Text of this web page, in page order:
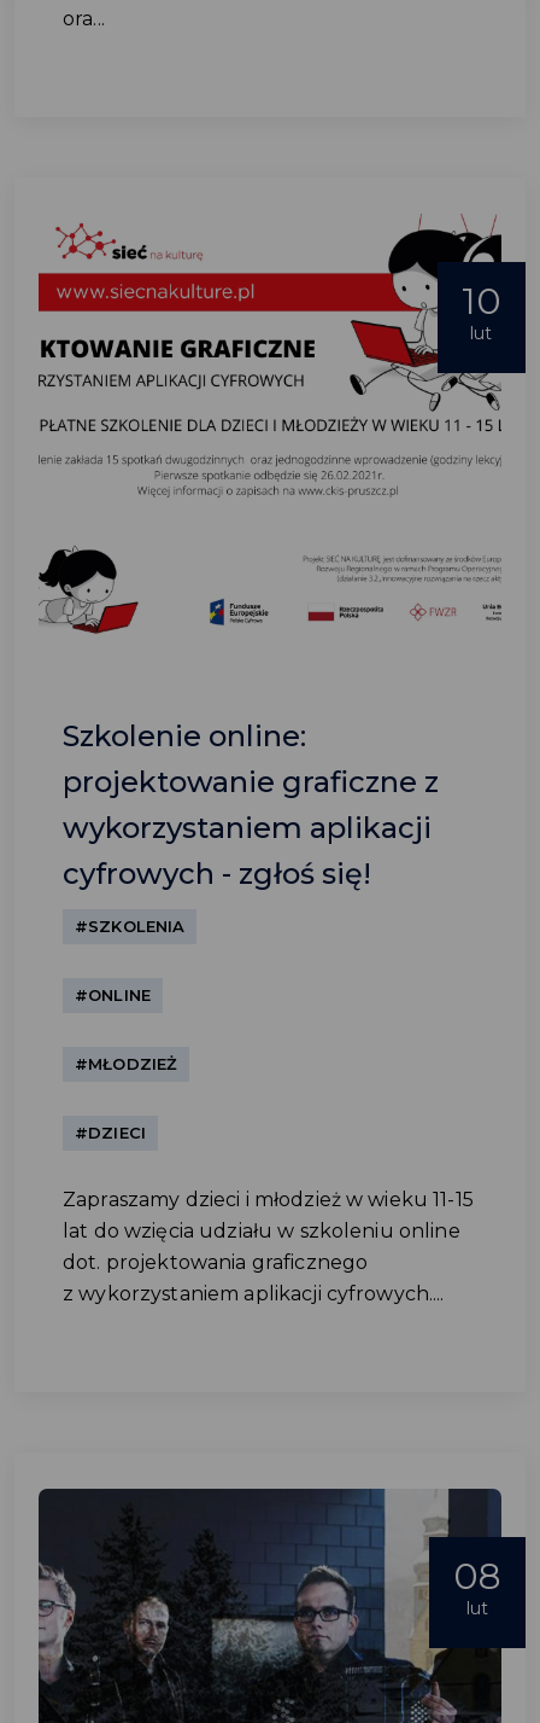
ora...
10
lut
Szkolenie online:
projektowanie graficzne z
wykorzystaniem aplikacji
cyfrowych - zgłoś się!
#SZKOLENIA
#ONLINE
#MŁODZIEŻ
#DZIECI
Zapraszamy dzieci i młodzież w wieku 11-15
lat do wzięcia udziału w szkoleniu online
dot. projektowania graficznego
z wykorzystaniem aplikacji cyfrowych....
08
lut